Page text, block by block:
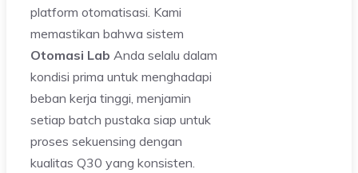
platform otomatisasi. Kami
memastikan bahwa sistem
Otomasi Lab Anda selalu dalam
kondisi prima untuk menghadapi
beban kerja tinggi, menjamin
setiap batch pustaka siap untuk
proses sekuensing dengan
kualitas Q30 yang konsisten.